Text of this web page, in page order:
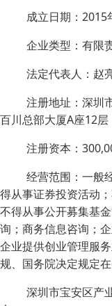
成立日期：2015
企业类型：有限
法定代表人：赵
注册地址：深圳
百川总部大厦A座12层
注册资本：
经营范围：一般
得从事证券投资活动
不得从事公开募集基
询；商务信息咨询；
企业提供创业管理服
规、国务院决定规定
深圳市宝安区产